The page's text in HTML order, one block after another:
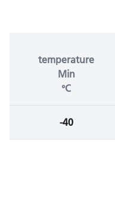
temperature
Min
°C
-40